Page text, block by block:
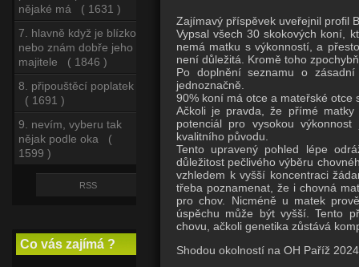
nějaké má ( 1631 )
7. hlavně když je blízko
nebo znám dobře jeho
majitele ( 1846 )
8. připouštěcí poplatek
( 1691 )
9. nevím, vyberu tak
nějak podle oka (
1599 )
RSS
Co vás zajímá ?
Zajímavý příspěvek uveřejnil profil
Vypsal všech 30 skokových koní,
nemá matku s výkonností, a
není důležitá. Kromě toho
Po doplnění seznamu o
jednoznačně.
90% koní má otce a mateřské
Ačkoli je pravda, že přímé matky
potenciál pro vysokou
kvalitního původu.
Tento upravený pohled lépe
důležitost pečlivého výběru
vzhledem k vyšší koncentraci
třeba poznamenat, že i chovná
pro chov. Nicméně u matek
úspěchu může být vyšší. Tento
chovu, ačkoli genetika zůstává
Shodou okolností na OH Paříž